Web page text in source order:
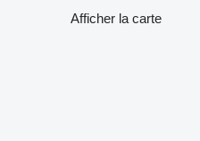
Afficher la carte